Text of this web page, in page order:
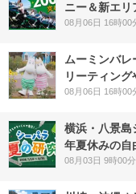
ニー＆新エリ
08月06日 16時00
ムーミンバ
リーティン
08月06日 16時00
横浜・八景島
年夏休みの自
08月03日 9時00分